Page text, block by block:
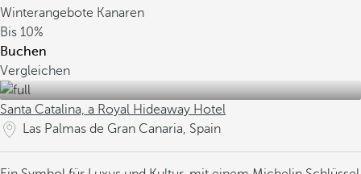
Winterangebote Kanaren
Bis 10%
Buchen
Vergleichen
Santa Catalina, a Royal Hideaway Hotel
Las Palmas de Gran Canaria, Spain